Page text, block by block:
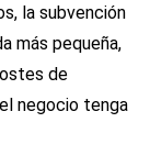
la subvención
más pequeña,
de
negocio tenga